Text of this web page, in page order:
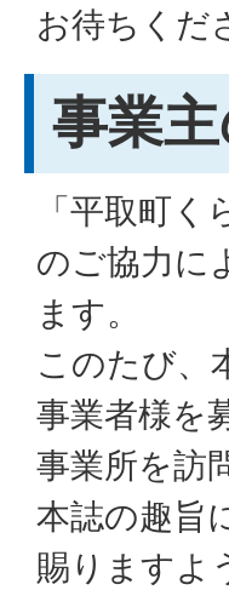
お待ちくだ
事業
「平取町
のご協力に
ます。
このたび、
事業者様を
事業所を訪
本誌の趣旨
賜りますよ